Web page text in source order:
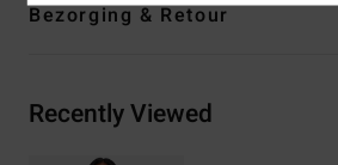
Bezorging & Retour
Recently Viewed